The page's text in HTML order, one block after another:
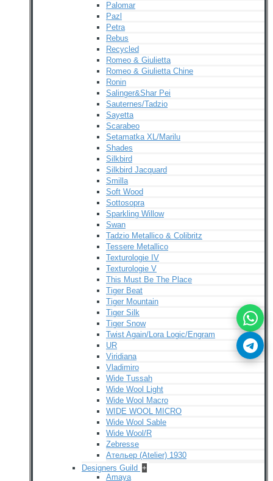
Palomar
Pazl
Petra
Rebus
Recycled
Romeo & Giulietta
Romeo & Giulietta Chine
Ronin
Salinger&Shar Pei
Sauternes/Tadzio
Sayetta
Scarabeo
Setamatka XL/Marilu
Shades
Silkbird
Silkbird Jacquard
Smilla
Soft Wood
Sottosopra
Sparkling Willow
Swan
Tadzio Metallico & Colibritz
Tessere Metallico
Texturologie IV
Texturologie V
This Must Be The Place
Tiger Beat
Tiger Mountain
Tiger Silk
Tiger Snow
Twist Again/Lora Logic/Engram
UR
Viridiana
Vladimiro
Wide Tussah
Wide Wool Light
Wide Wool Macro
WIDE WOOL MICRO
Wide Wool Sable
Wide Wool/R
Zebresse
Ательер (Atelier) 1930
Designers Guild +
Amaya